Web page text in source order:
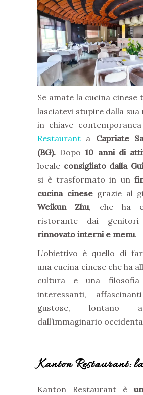
Se amate la cucina cinese
lasciatevi stupire dalla
in chiave
Restaurant a Capriate
(BG). Dopo 10 anni di
locale consigliato dalla
si è trasformato in un
cucina cinesegrazie al
Weikun Zhu, che ha
ristorante dai
rinnovato interni e menu.
L’obiettivo è quello di
una cucina cinese che ha
cultura e una
interessanti,
gustose, lontano
dall’immaginario
Kanton Restaurant:
Kanton Restaurant è